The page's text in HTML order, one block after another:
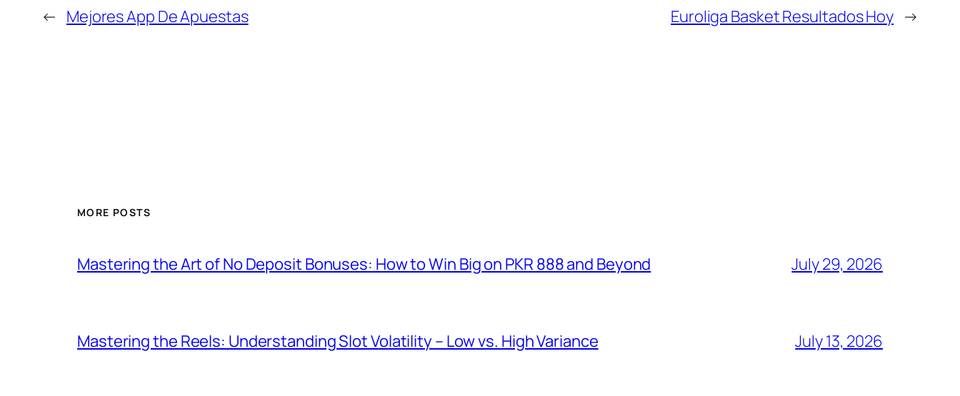
← Mejores App De Apuestas Euroliga Basket Resultados Hoy →
MORE POSTS
Mastering the Art of No Deposit Bonuses: How to Win Big on PKR 888 and Beyond July 29, 2026
Mastering the Reels: Understanding Slot Volatility – Low vs. High Variance July 13, 2026